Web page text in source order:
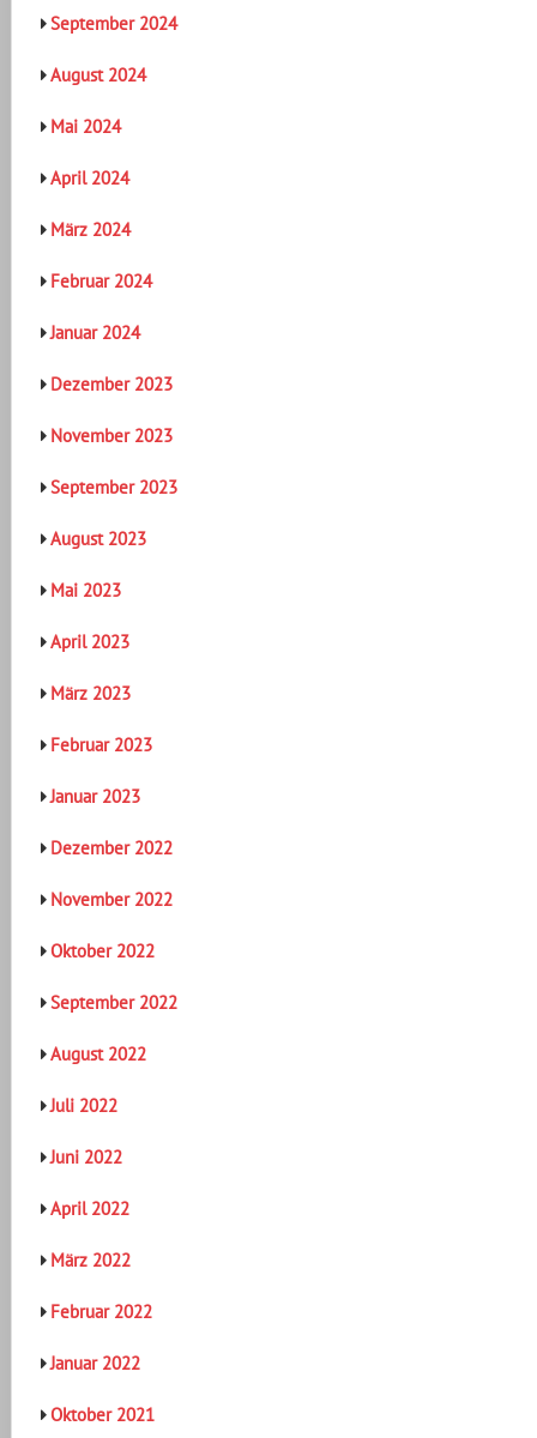
September 2024
August 2024
Mai 2024
April 2024
März 2024
Februar 2024
Januar 2024
Dezember 2023
November 2023
September 2023
August 2023
Mai 2023
April 2023
März 2023
Februar 2023
Januar 2023
Dezember 2022
November 2022
Oktober 2022
September 2022
August 2022
Juli 2022
Juni 2022
April 2022
März 2022
Februar 2022
Januar 2022
Oktober 2021